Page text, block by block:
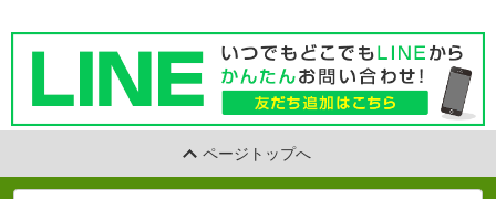
ページトップへ